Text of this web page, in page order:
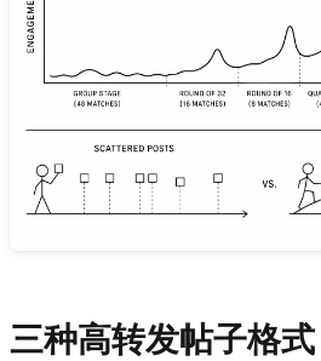
三种高转发帖子格式